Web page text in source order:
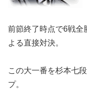
前節終了時点で6戦全
よる直接対決。
この大一番を杉本七
プ。